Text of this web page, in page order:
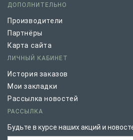
ДОПОЛНИТЕЛЬНО
Производители
Партнёры
Карта сайта
ЛИЧНЫЙ КАБИНЕТ
История заказов
Мои закладки
Рассылка новостей
РАССЫЛКА
Будьте в курсе наших акций и